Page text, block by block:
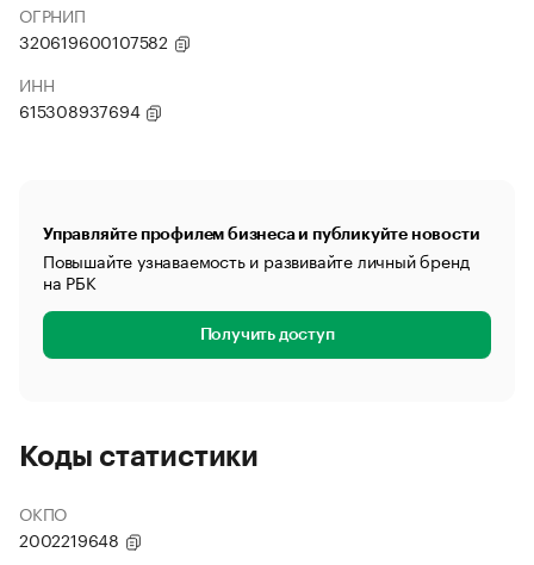
ОГРНИП
320619600107582
ИНН
615308937694
Управляйте профилем бизнеса и публикуйте новости
Повышайте узнаваемость и развивайте личный бренд
на РБК
Получить доступ
Коды статистики
ОКПО
2002219648